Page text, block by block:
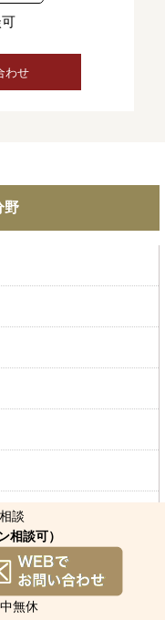
わせ
野
談
相談可）
無休